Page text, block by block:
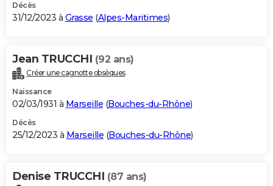
Décès
31/12/2023 à Grasse (Alpes-Maritimes)
Jean TRUCCHI (92 ans)
Créer une cagnotte obsèques
Naissance
02/03/1931 à Marseille (Bouches-du-Rhône)
Décès
25/12/2023 à Marseille (Bouches-du-Rhône)
Denise TRUCCHI (87 ans)